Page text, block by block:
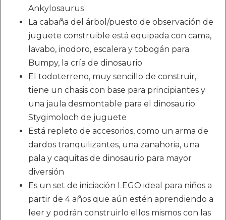
Ankylosaurus
La cabaña del árbol/puesto de observación de
juguete construible está equipada con cama,
lavabo, inodoro, escalera y tobogán para
Bumpy, la cría de dinosaurio
El todoterreno, muy sencillo de construir,
tiene un chasis con base para principiantes y
una jaula desmontable para el dinosaurio
Stygimoloch de juguete
Está repleto de accesorios, como un arma de
dardos tranquilizantes, una zanahoria, una
pala y caquitas de dinosaurio para mayor
diversión
Es un set de iniciación LEGO ideal para niños a
partir de 4 años que aún estén aprendiendo a
leer y podrán construirlo ellos mismos con las